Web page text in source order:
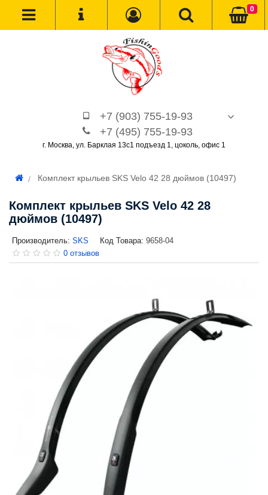
+7 (903) 755-19-93
+7 (495) 755-19-93
г. Москва, ул. Барклая 13с1 подъезд 1, цоколь, офис 1
0
Комплект крыльев SKS Velo 42 28 дюймов (10497)
Комплект крыльев SKS Velo 42 28
дюймов (10497)
Производитель: SKS Код Товара: 9658-04
0 отзывов